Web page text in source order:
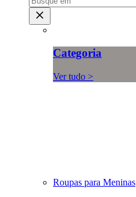
Categoria
Ver tudo >
Roupas para Meninas